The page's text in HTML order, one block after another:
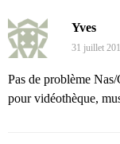
Yves
31 juillet
Pas de problème
pour vidéothèque,